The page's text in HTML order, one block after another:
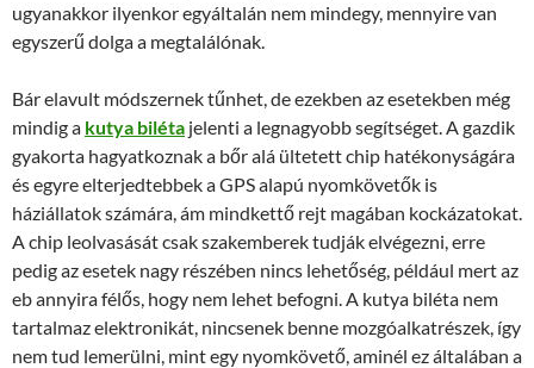
ugyanakkor ilyenkor egyáltalán nem mindegy, mennyire van
egyszerű dolga a megtalálónak.
Bár elavult módszernek tűnhet, de ezekben az esetekben még
mindig a kutya biléta jelenti a legnagyobb segítséget. A gazdik
gyakorta hagyatkoznak a bőr alá ültetett chip hatékonyságára
és egyre elterjedtebbek a GPS alapú nyomkövetők is
háziállatok számára, ám mindkettő rejt magában kockázatokat.
A chip leolvasását csak szakemberek tudják elvégezni, erre
pedig az esetek nagy részében nincs lehetőség, például mert az
eb annyira félős, hogy nem lehet befogni. A kutya biléta nem
tartalmaz elektronikát, nincsenek benne mozgóalkatrészek, így
nem tud lemerülni, mint egy nyomkövető, aminél ez általában a